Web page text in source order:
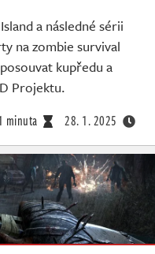
a následné sérii
na zombie survival
kupředu a
Projektu.
minuta 28. 1. 2025